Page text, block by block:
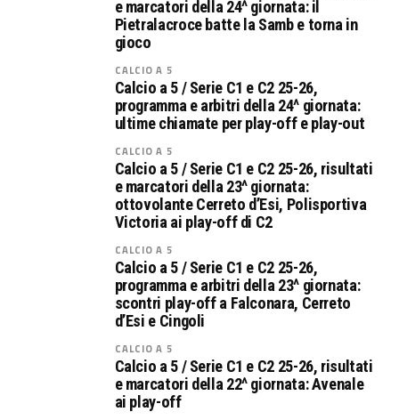
e marcatori della 24^ giornata: il
Pietralacroce batte la Samb e torna in
gioco
CALCIO A 5
Calcio a 5 / Serie C1 e C2 25-26,
programma e arbitri della 24^ giornata:
ultime chiamate per play-off e play-out
CALCIO A 5
Calcio a 5 / Serie C1 e C2 25-26, risultati
e marcatori della 23^ giornata:
ottovolante Cerreto d’Esi, Polisportiva
Victoria ai play-off di C2
CALCIO A 5
Calcio a 5 / Serie C1 e C2 25-26,
programma e arbitri della 23^ giornata:
scontri play-off a Falconara, Cerreto
d’Esi e Cingoli
CALCIO A 5
Calcio a 5 / Serie C1 e C2 25-26, risultati
e marcatori della 22^ giornata: Avenale
ai play-off